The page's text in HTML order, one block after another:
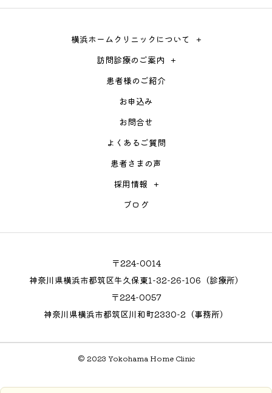
横浜ホームクリニックについて
訪問診療のご案内
患者様のご紹介
お申込み
お問合せ
よくあるご質問
患者さまの声
採用情報
ブログ
〒224-0014
神奈川県横浜市都筑区牛久保東1-32-26-106（診療所）
〒224-0057
神奈川県横浜市都筑区川和町2330-2（事務所）
© 2023 Yokohama Home Clinic